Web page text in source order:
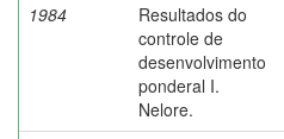
1984
Resultados do
controle de
desenvolvimento
ponderal I.
Nelore.